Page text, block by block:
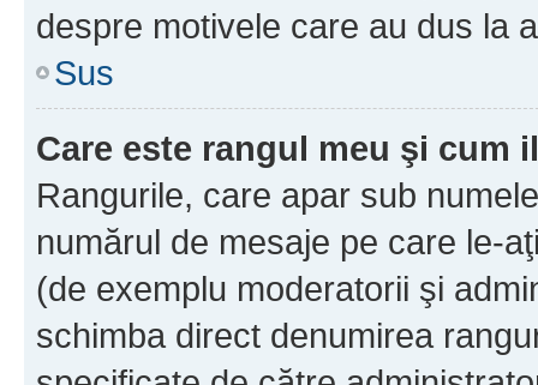
despre motivele care au dus la
Sus
Care este rangul meu şi cum
Rangurile, care apar sub
numărul de mesaje pe care le-
(de exemplu moderatorii şi
schimba direct denumirea